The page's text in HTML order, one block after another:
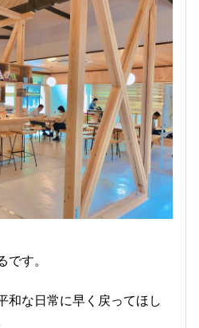
です。
和な日常に早く戻ってほし